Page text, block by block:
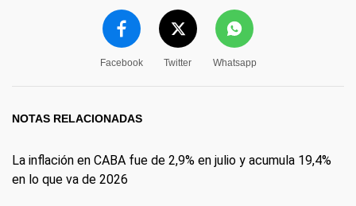
Facebook Twitter Whatsapp
NOTAS RELACIONADAS
La inflación en CABA fue de 2,9% en julio y acumula 19,4%
en lo que va de 2026